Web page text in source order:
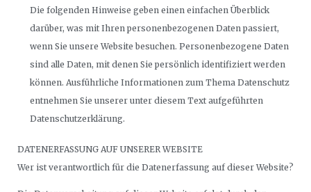
Die folgenden Hinweise geben einen einfachen Überblick
darüber, was mit Ihren personenbezogenen Daten passiert,
wenn Sie unsere Website besuchen. Personenbezogene Daten
sind alle Daten, mit denen Sie persönlich identifiziert werden
können. Ausführliche Informationen zum Thema Datenschutz
entnehmen Sie unserer unter diesem Text aufgeführten
Datenschutzerklärung.
DATENERFASSUNG AUF UNSERER WEBSITE
Wer ist verantwortlich für die Datenerfassung auf dieser Website?